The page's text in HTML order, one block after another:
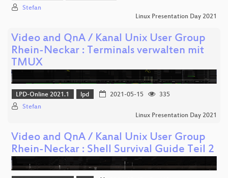
Stefan
Linux Presentation Day 2021
Video and QnA / Kanal Unix User Group
Rhein-Neckar : Terminals verwalten mit
TMUX
LPD-Online 2021.1 lpd 2021-05-15
335
Stefan
Linux Presentation Day 2021
Video and QnA / Kanal Unix User Group
Rhein-Neckar : Shell Survival Guide Teil 2